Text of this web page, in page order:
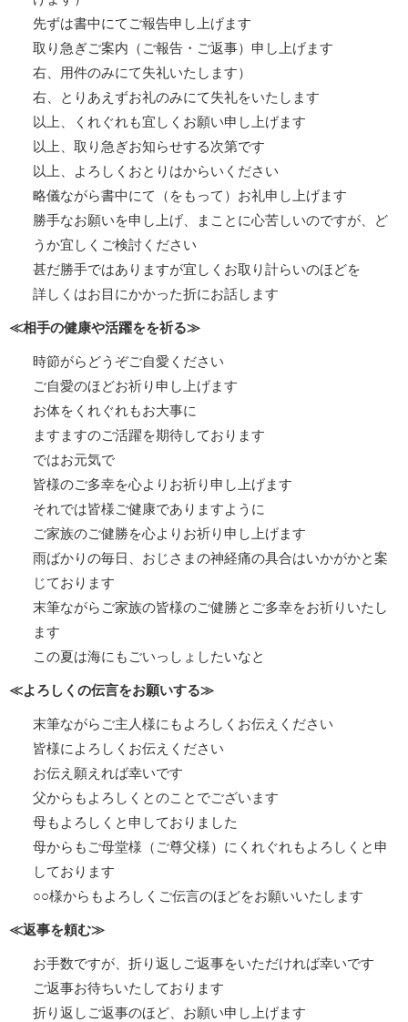
先ずは書中にてご報告申し上げます
取り急ぎご案内（ご報告・ご返事）申し上げます
右、用件のみにて失礼いたします）
右、とりあえずお礼のみにて失礼をいたします
以上、くれぐれも宜しくお願い申し上げます
以上、取り急ぎお知らせする次第です
以上、よろしくおとりはからいください
略儀ながら書中にて（をもって）お礼申し上げます
勝手なお願いを申し上げ、まことに心苦しいのですが、ど
うか宜しくご検討ください
甚だ勝手ではありますが宜しくお取り計らいのほどを
詳しくはお目にかかった折にお話します
≪相手の健康や活躍をを祈る≫
時節がらどうぞご自愛ください
ご自愛のほどお祈り申し上げます
お体をくれぐれもお大事に
ますますのご活躍を期待しております
ではお元気で
皆様のご多幸を心よりお祈り申し上げます
それでは皆様ご健康でありますように
ご家族のご健勝を心よりお祈り申し上げます
雨ばかりの毎日、おじさまの神経痛の具合はいかがかと案
じております
末筆ながらご家族の皆様のご健勝とご多幸をお祈りいたし
ます
この夏は海にもごいっしょしたいなと
≪よろしくの伝言をお願いする≫
末筆ながらご主人様にもよろしくお伝えください
皆様によろしくお伝えください
お伝え願えれば幸いです
父からもよろしくとのことでございます
母もよろしくと申しておりました
母からもご母堂様（ご尊父様）にくれぐれもよろしくと申
しております
○○様からもよろしくご伝言のほどをお願いいたします
≪返事を頼む≫
お手数ですが、折り返しご返事をいただければ幸いです
ご返事お待ちいたしております
折り返しご返事のほど、お願い申し上げます